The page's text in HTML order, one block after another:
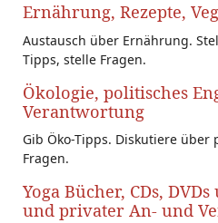
Ernährung, Rezepte,
Austausch über Ernährung.
Tipps, stelle Fragen.
Ökologie, politisches
Verantwortung
Gib Öko-Tipps. Diskutiere
Fragen.
Yoga Bücher, CDs,
und privater An- und